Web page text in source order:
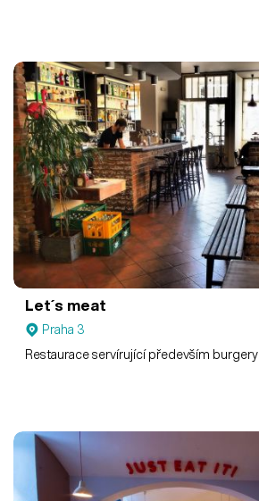
Let´s meat
Praha 3
Restaurace servírující především burgery